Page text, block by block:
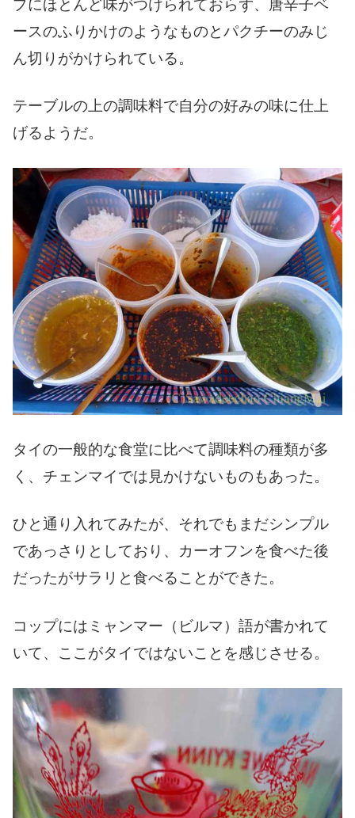
プにほとんど味がつけられておらず、唐辛子ベ
ースのふりかけのようなものとパクチーのみじ
ん切りがかけられている。
テーブルの上の調味料で自分の好みの味に仕上
げるようだ。
タイの一般的な食堂に比べて調味料の種類が多
く、チェンマイでは見かけないものもあった。
ひと通り入れてみたが、それでもまだシンプル
であっさりとしており、カーオフンを食べた後
だったがサラリと食べることができた。
コップにはミャンマー（ビルマ）語が書かれて
いて、ここがタイではないことを感じさせる。